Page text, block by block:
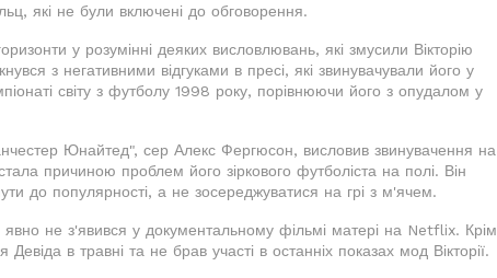
які не були включені до обговорення.
у розумінні деяких висловлювань, які змусили Вікторію
з негативними відгуками в пресі, які звинувачували його у
світу з футболу 1998 року, порівнюючи його з опудалом у
Юнайтед", сер Алекс Фергюсон, висловив звинувачення на
причиною проблем його зіркового футболіста на полі. Він
до популярності, а не зосереджуватися на грі з м'ячем.
явно не з'явився у документальному фільмі матері на Netflix. Крім
в травні та не брав участі в останніх показах мод Вікторії.